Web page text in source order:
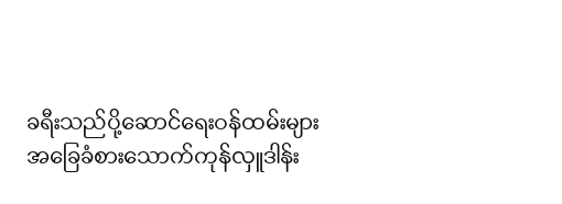
ခရီးသည်ပို့ဆောင်ရေးဝန်ထမ်းများ
အခြေခံစားသောက်ကုန်လှူဒါန်း